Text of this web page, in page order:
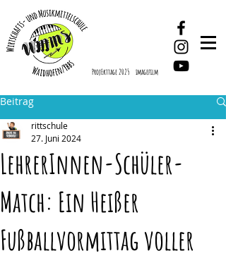
imagefilm
ProjEkttage 2025
Beitrag
LehrerInnen-Schüler-
Match: Ein Heißer
Fußballvormittag voller
rittschule
27. Juni 2024